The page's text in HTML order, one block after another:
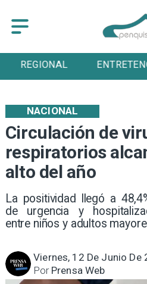
REGIONAL
Circulación de
respiratorios
alto del año
La positividad llegó a
de urgencia y
entre niños y adultos
NACIONAL
Viernes, 12 De Junio De
Prensa Web
Por